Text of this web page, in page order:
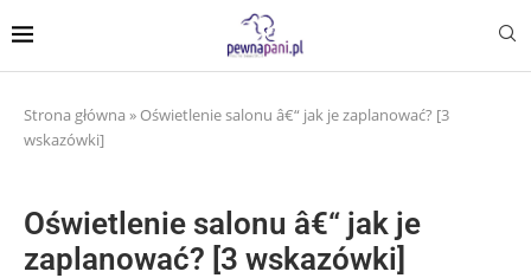
Strona główna » Oświetlenie salonu â€“ jak je zaplanować? [3
wskazówki]
Oświetlenie salonu â€“ jak je
zaplanować? [3 wskazówki]